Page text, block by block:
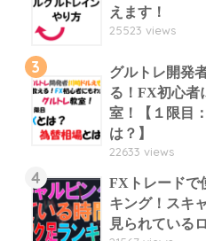
えます！
25523 views
3
グルトレ開発
る！FX初心者
室！【１限目
は？】
22633 views
4
FXトレードで
キング！スキ
見られている